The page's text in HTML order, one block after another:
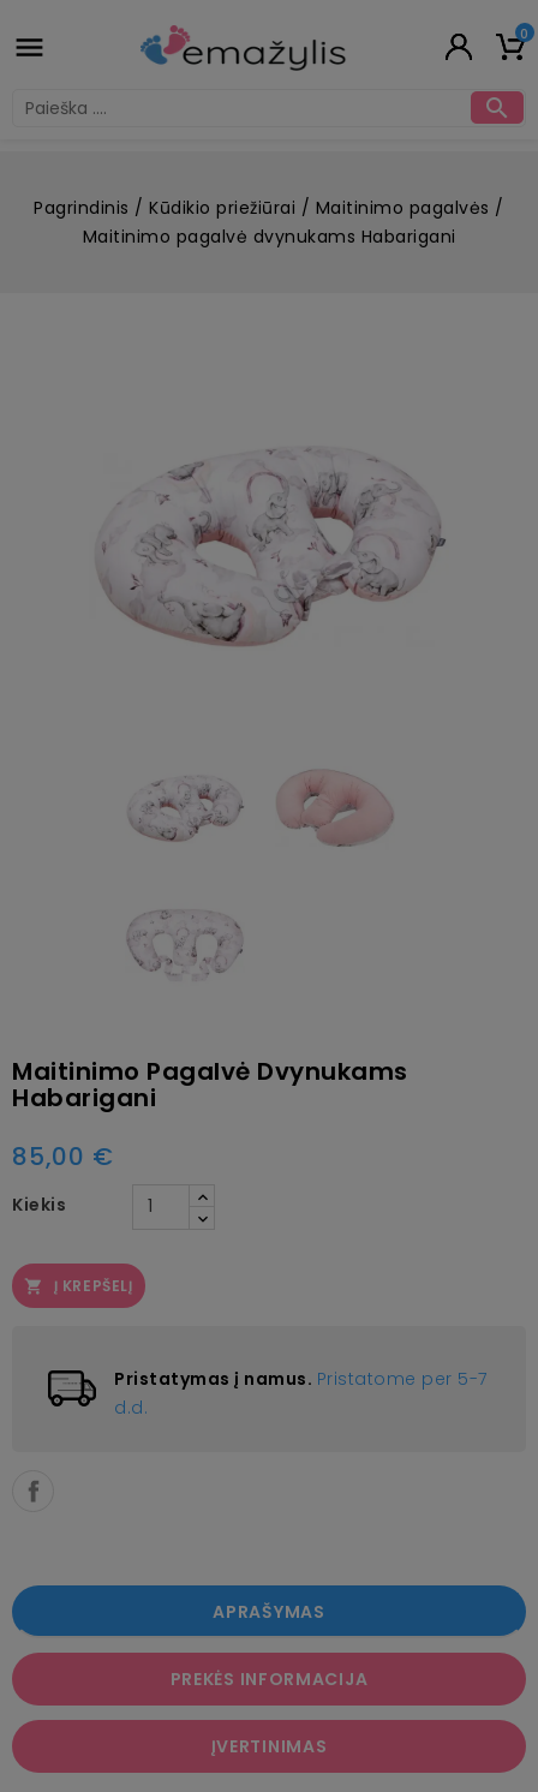
 0

Pagrindinis Kūdikio priežiūrai
Maitinimo pagalvės
Maitinimo pagalvė dvynukams Habarigani
Maitinimo Pagalvė Dvynukams
Habarigani
85,00 €
Kiekis
 Į KREPŠELĮ
Pristatymas į namus. Pristatome per 5-7
d.d.
APRAŠYMAS
PREKĖS INFORMACIJA
ĮVERTINIMAS